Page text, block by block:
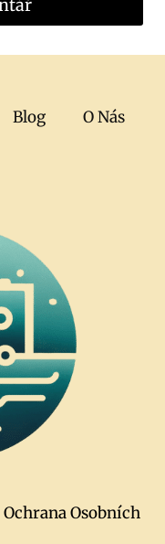
Blog
O Nás
Ochrana Osobních